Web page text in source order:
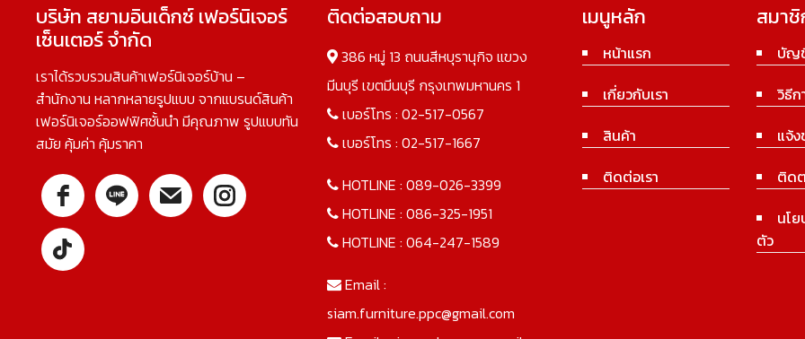
บริษัท สยามอินเด็กซ์ เฟอร์นิเจอร์
เซ็นเตอร์ จำกัด
เราได้รวบรวมสินค้าเฟอร์นิเจอร์บ้าน –
สำนักงาน หลากหลายรูปแบบ จากแบรนด์สินค้า
เฟอร์นิเจอร์ออฟฟิศชั้นนำ มีคุณภาพ รูปแบบทัน
สมัย คุ้มค่า คุ้มราคา
ติดต่อสอบถาม
386 หมู่ 13 ถนนสีหบุรานุกิจ แขวง
มีนบุรี เขตมีนบุรี กรุงเทพมหานคร 1
เบอร์โทร : 02-517-0567
เบอร์โทร : 02-517-1667
HOTLINE : 089-026-3399
HOTLINE : 086-325-1951
HOTLINE : 064-247-1589
Email :
siam.furniture.ppc@gmail.com
เมนูหลัก
หน้าแรก
เกี่ยวกับเรา
สินค้า
ติดต่อเรา
สมา
บัญ
วิธีก
แจ้ง
ติด
นโ
ตัว